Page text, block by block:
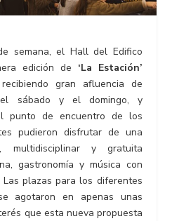
semana, el Hall del Edifico
edición de ‘La Estación’
gran afluencia de
sábado y el domingo, y
punto de encuentro de los
pudieron disfrutar de una
multidisciplinar y gratuita
gastronomía y música con
plazas para los diferentes
agotaron en apenas unas
que esta nueva propuesta